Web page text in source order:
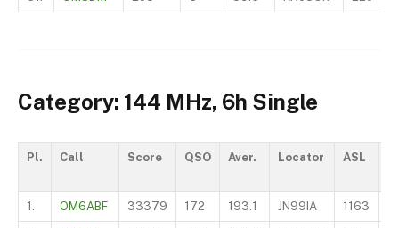
Category: 144 MHz, 6h Single
Pl. Call Score QSO Aver. Locator ASL
1. OM6ABF 33379 172 193.1 JN99IA 1163